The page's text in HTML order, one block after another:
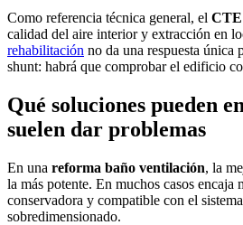
Como referencia técnica general, el CTE
calidad del aire interior y extracción en
rehabilitación no da una respuesta única
shunt: habrá que comprobar el edificio
Qué soluciones pueden
suelen dar problemas
En una reforma baño ventilación, la
la más potente. En muchos casos encaja
conservadora y compatible con el
sobredimensionado.